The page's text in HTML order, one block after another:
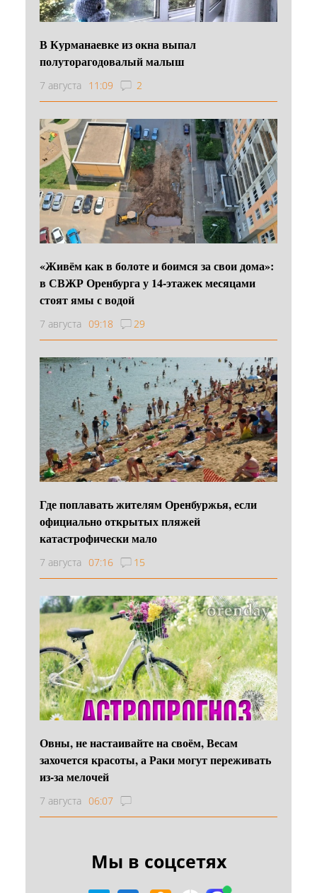
В Курманаевке из окна выпал
полуторагодовалый малыш
7 августа 11:09 2
«Живём как в болоте и боимся за свои дома»:
в СВЖР Оренбурга у 14-этажек месяцами
стоят ямы с водой
7 августа 09:18 29
Где поплавать жителям Оренбуржья, если
официально открытых пляжей
катастрофически мало
7 августа 07:16 15
Овны, не настаивайте на своём, Весам
захочется красоты, а Раки могут переживать
из-за мелочей
7 августа 06:07
Мы в соцсетях